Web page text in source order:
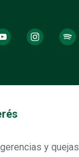
y quejas